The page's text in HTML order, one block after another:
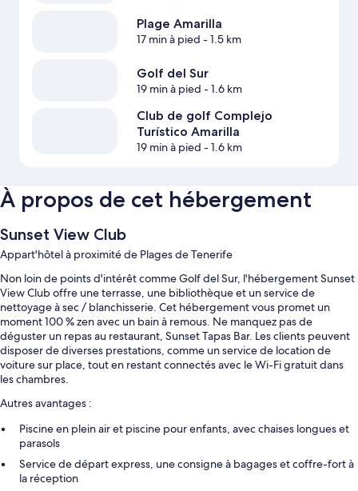
Plage Amarilla
17 min à pied - 1.5 km
Golf del Sur
19 min à pied - 1.6 km
Club de golf Complejo
Turístico Amarilla
19 min à pied - 1.6 km
À propos de cet hébergement
Sunset View Club
Appart'hôtel à proximité de Plages de Tenerife
Non loin de points d'intérêt comme Golf del Sur, l'hébergement Sunset
View Club offre une terrasse, une bibliothèque et un service de
nettoyage à sec / blanchisserie. Cet hébergement vous promet un
moment 100 % zen avec un bain à remous. Ne manquez pas de
déguster un repas au restaurant, Sunset Tapas Bar. Les clients peuvent
disposer de diverses prestations, comme un service de location de
voiture sur place, tout en restant connectés avec le Wi-Fi gratuit dans
les chambres.
Autres avantages :
Piscine en plein air et piscine pour enfants, avec chaises longues et
parasols
Service de départ express, une consigne à bagages et coffre-fort à
la réception